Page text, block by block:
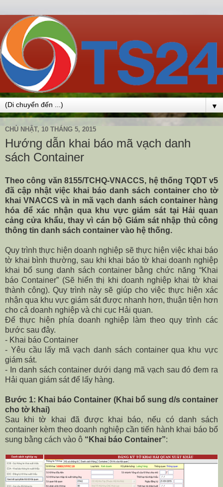
▼
CHỦ NHẬT, 10 THÁNG 5, 2015
Hướng dẫn khai báo mã vạch danh
sách Container
Theo công văn 8155/TCHQ-VNACCS, hệ thống TQDT v5
đã cập nhật việc khai báo danh sách container cho tờ
khai VNACCS và in mã vạch danh sách container hàng
hóa để xác nhận qua khu vực giám sát tại Hải quan
cảng cửa khẩu, thay vì cán bộ Giám sát nhập thủ công
thông tin danh sách container vào hệ thống.
Quy trình thực hiện doanh nghiệp sẽ thực hiện việc khai báo
tờ khai bình thường, sau khi khai báo tờ khai doanh nghiệp
khai bổ sung danh sách container bằng chức năng “Khai
báo Container” (Sẽ hiển thị khi doanh nghiệp khai tờ khai
thành công). Quy trình này sẽ giúp cho việc thực hiện xác
nhận qua khu vực giám sát được nhanh hơn, thuận tiện hơn
cho cả doanh nghiệp và chi cục Hải quan.
Để thực hiện phía doanh nghiệp làm theo quy trình các
bước sau đây.
- Khai báo Container
- Yêu cầu lấy mã vạch danh sách container qua khu vực
giám sát.
- In danh sách container dưới dạng mã vạch sau đó đem ra
Hải quan giám sát để lấy hàng.
Bước 1: Khai báo Container (Khai bổ sung d/s container
cho tờ khai)
Sau khi tờ khai đã được khai báo, nếu có danh sách
container kèm theo doanh nghiệp cần tiến hành khai báo bổ
sung bằng cách vào ô “Khai báo Container”: